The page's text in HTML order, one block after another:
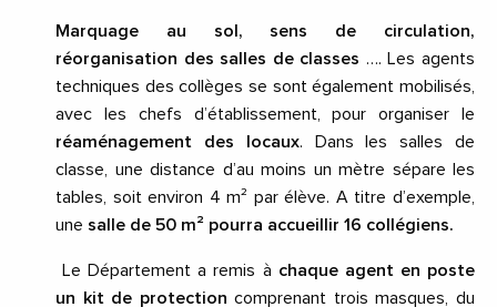
Marquage au sol, sens de circulation,
réorganisation des salles de classes …. Les agents
techniques des collèges se sont également mobilisés,
avec les chefs d’établissement, pour organiser le
réaménagement des locaux. Dans les salles de
classe, une distance d’au moins un mètre sépare les
tables, soit environ 4 m² par élève. A titre d’exemple,
une salle de 50 m² pourra accueillir 16 collégiens.
Le Département a remis à chaque agent en poste
un kit de protection comprenant trois masques, du